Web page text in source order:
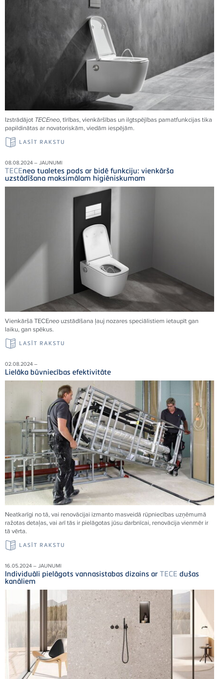
Izstrādājot TECEneo, tīrības, vienkāršības un ilgtspējības pamatfunkcijas tika
papildinātas ar novatoriskām, viedām iespējām.
LASĪT RAKSTU
08.08.2024 – JAUNUMI
TECEneo tualetes pods ar bidē funkciju: vienkārša
uzstādīšana maksimālam higiēniskumam
Vienkāršā TECEneo uzstādīšana ļauj nozares speciālistiem ietaupīt gan
laiku, gan spēkus.
LASĪT RAKSTU
02.08.2024 –
Lielāka būvniecības efektivitāte
Neatkarīgi no tā, vai renovācijai izmanto masveidā rūpniecības uzņēmumā
ražotas detaļas, vai arī tās ir pielāgotas jūsu darbnīcai, renovācija vienmēr ir
tā vērta.
LASĪT RAKSTU
16.05.2024 – JAUNUMI
Individuāli pielāgots vannasistabas dizains ar TECE dušas
kanāliem